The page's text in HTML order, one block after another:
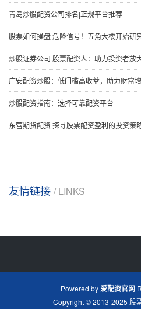
青岛炒股配资公司排名|正规平台推荐
股票如何操盘 危险信号！五角大楼开始研
炒股证券公司 股票配资人：助力投资者放
广安配资炒股：低门槛高收益，助力财富
炒股配资指南：选择可靠配资平台
东营期货配资 探寻股票配资盈利的投资策
友情链接 / LINKS
Powered by爱配资官网
Copyright© 2013-2025 股